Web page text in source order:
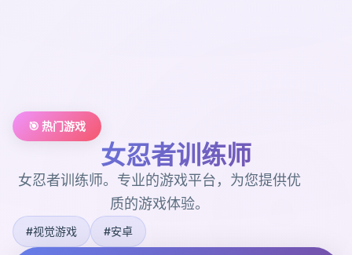
🎯 热门游戏
女忍者训练师
女忍者训练师。专业的游戏平台，为您提供优
质的游戏体验。
#视觉游戏 #安卓